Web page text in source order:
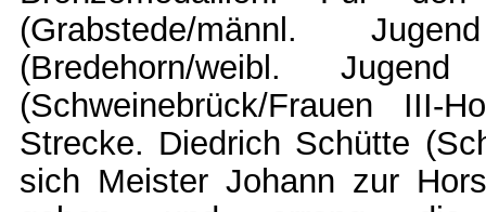
(Grabstede/männl.
(Bredehorn/weibl.
(Schweinebrück/Frauen
Strecke. Diedrich Schütte
sich Meister Johann zur